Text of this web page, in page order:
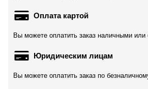
Оплата картой
Вы можете оплатить заказ наличными или
Юридическим лицам
Вы можете оплатить заказ по